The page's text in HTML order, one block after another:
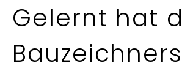
Gelernt hat